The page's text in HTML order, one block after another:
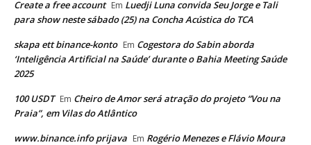
Create a free account Em Luedji Luna convida Seu Jorge e Tali
para show neste sábado (25) na Concha Acústica do TCA
skapa ett binance-konto Em Cogestora do Sabin aborda
‘Inteligência Artificial na Saúde’ durante o Bahia Meeting Saúde
2025
100 USDT Em Cheiro de Amor será atração do projeto “Vou na
Praia”, em Vilas do Atlântico
www.binance.info prijava Em Rogério Menezes e Flávio Moura